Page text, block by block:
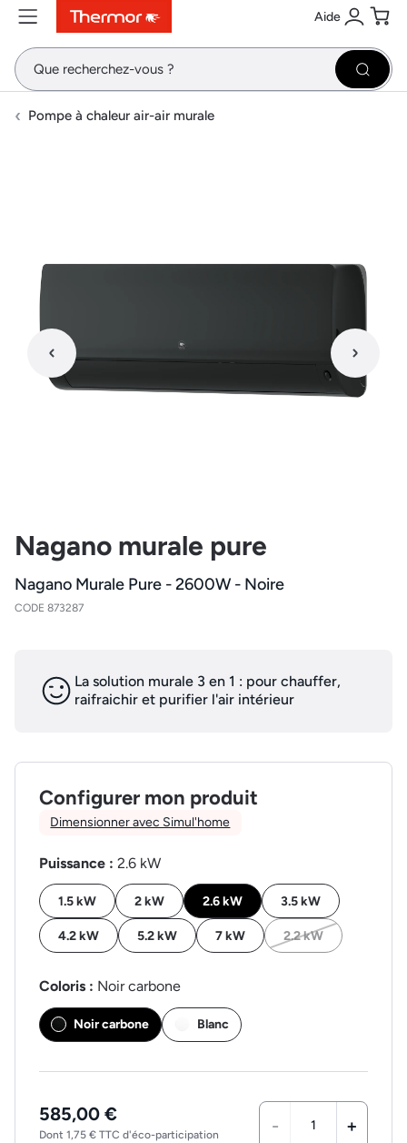
ContenuMenuRecherche Aide
Se
Pompe à chaleur air-air murale
Nagano murale pure
Nagano Murale Pure - 2600W - Noire
CODE 873287
La solution murale 3 en 1 : pour chauffer,
raifraichir et purifier l'air intérieur
Configurer mon produit
Dimensionner avec Simul'home
Puissance : 2.6 kW
1.5 kW 2 kW 2.6 kW 3.5 kW
4.2 kW 5.2 kW 7 kW 2.2 kW
Coloris : Noir carbone
Noir carbone Blanc
585,00 €
Dont 1,75 € TTC d'éco-participation - +